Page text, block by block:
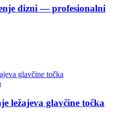
dizni — profesionalni
ležajeva glavčine točka